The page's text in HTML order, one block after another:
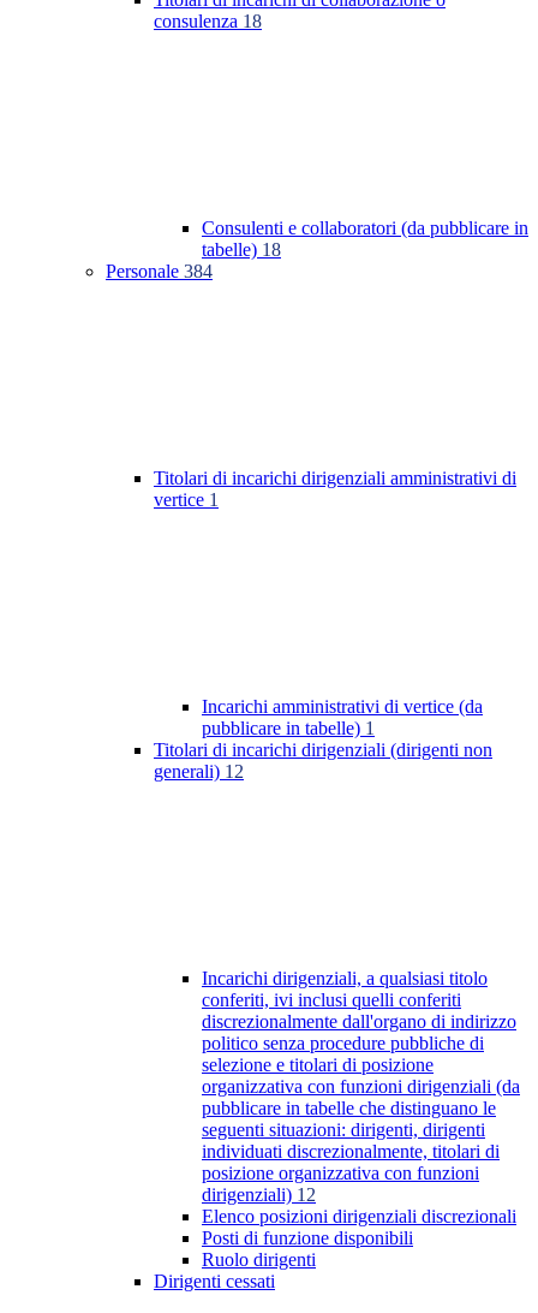
consulenza 18
Consulenti e collaboratori (da pubblicare in
tabelle) 18
Personale 384
Titolari di incarichi dirigenziali amministrativi di
vertice 1
Incarichi amministrativi di vertice (da
pubblicare in tabelle) 1
Titolari di incarichi dirigenziali (dirigenti non
generali) 12
Incarichi dirigenziali, a qualsiasi titolo
conferiti, ivi inclusi quelli conferiti
discrezionalmente dall'organo di indirizzo
politico senza procedure pubbliche di
selezione e titolari di posizione
organizzativa con funzioni dirigenziali (da
pubblicare in tabelle che distinguano le
seguenti situazioni: dirigenti, dirigenti
individuati discrezionalmente, titolari di
posizione organizzativa con funzioni
dirigenziali) 12
Elenco posizioni dirigenziali discrezionali
Posti di funzione disponibili
Ruolo dirigenti
Dirigenti cessati